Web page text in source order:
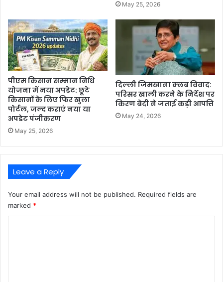
May 25, 2026
पीएम किसान सम्मान निधि
योजना में नया अपडेट: छूटे
किसानों के लिए फिर खुला
पोर्टल, जल्द कराएं नया या
अपडेट पंजीकरण
May 25, 2026
दिल्ली जिमखाना क्लब विवाद:
परिसर खाली करने के निर्देश पर
किरण बेदी ने जताई कड़ी आपत्ति
May 24, 2026
Leave a Reply
Your email address will not be published. Required fields are
marked *